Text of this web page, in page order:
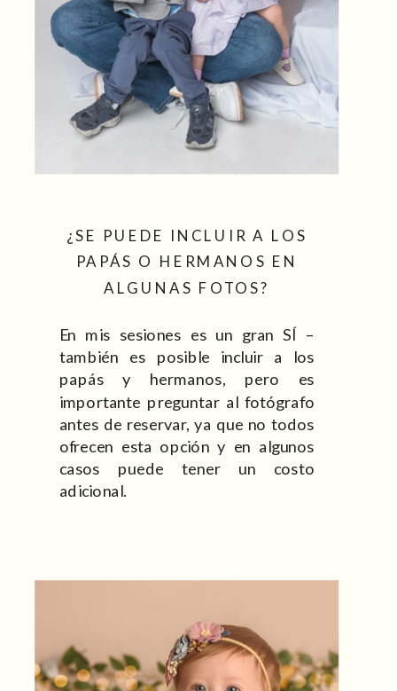
¿SE PUEDE INCLUIR A LOS
PAPÁS O HERMANOS EN
ALGUNAS FOTOS?
En mis sesiones es un gran SÍ –
también es posible incluir a los
papás y hermanos, pero es
importante preguntar al fotógrafo
antes de reservar, ya que no todos
ofrecen esta opción y en algunos
casos puede tener un costo
adicional.